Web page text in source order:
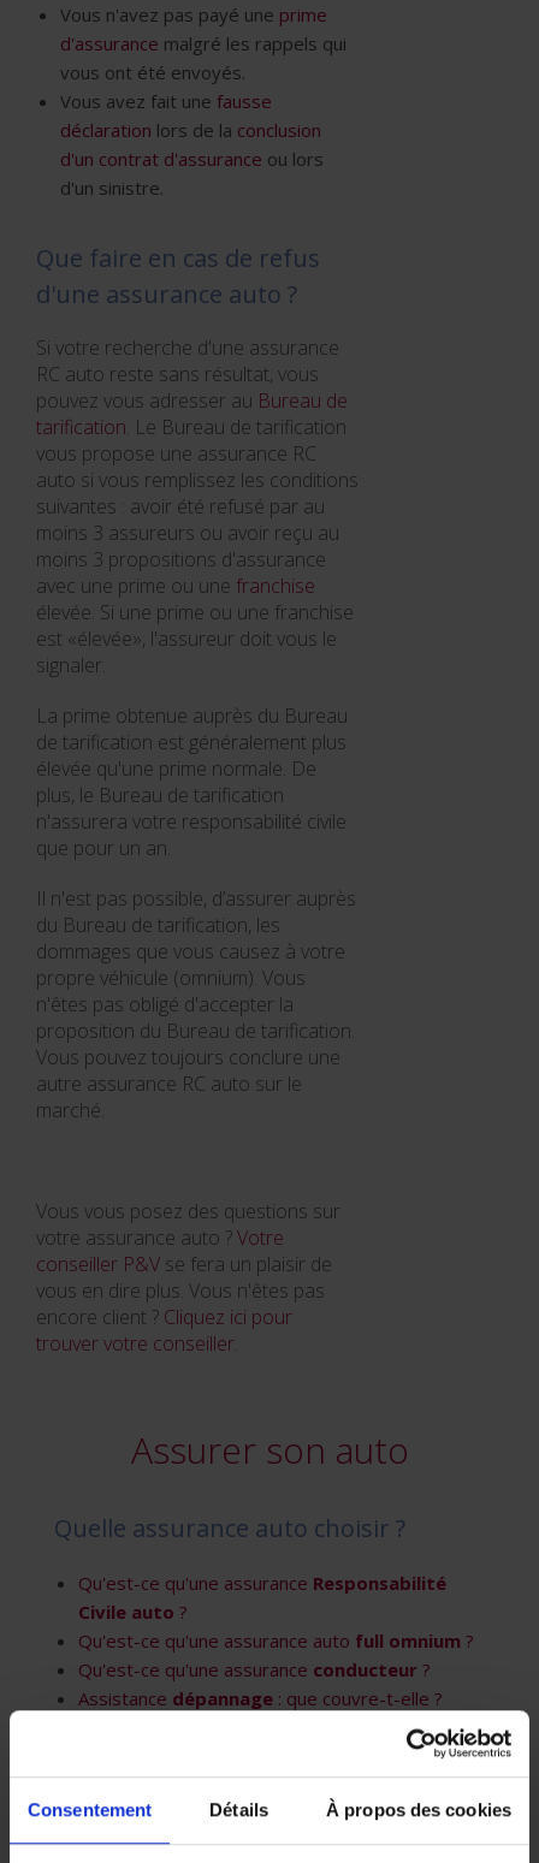
Consentement Détails À propos des cookies
Vous n'avez pas payé une prime
d'assurance malgré les rappels qui
vous ont été envoyés.
Vous avez fait une fausse
déclaration lors de la conclusion
d'un contrat d'assurance ou lors
d'un sinistre.
Que faire en cas de refus
d'une assurance auto ?
Si votre recherche d'une assurance
RC auto reste sans résultat, vous
pouvez vous adresser au Bureau de
tarification. Le Bureau de tarification
vous propose une assurance RC
auto si vous remplissez les conditions
suivantes : avoir été refusé par au
moins 3 assureurs ou avoir reçu au
moins 3 propositions d'assurance
avec une prime ou une franchise
élevée. Si une prime ou une franchise
est «élevée», l'assureur doit vous le
signaler.
La prime obtenue auprès du Bureau
de tarification est généralement plus
élevée qu'une prime normale. De
plus, le Bureau de tarification
n'assurera votre responsabilité civile
que pour un an.
Il n'est pas possible, d’assurer auprès
du Bureau de tarification, les
dommages que vous causez à votre
propre véhicule (omnium). Vous
n'êtes pas obligé d'accepter la
proposition du Bureau de tarification.
Vous pouvez toujours conclure une
autre assurance RC auto sur le
marché.
Vous vous posez des questions sur
votre assurance auto ?Votre
conseiller P&V se fera un plaisir de
vous en dire plus. Vous n'êtes pas
encore client ? Cliquez ici pour
trouver votre conseiller.
Assurer son auto
Quelle assurance auto choisir ?
Qu'est-ce qu'une assurance Responsabilité
Civile auto ?
Qu'est-ce qu'une assurance auto full omnium ?
Qu'est-ce qu'une assurance conducteur ?
Assistance dépannage : que couvre-t-elle ?
assistance
À quoi sert l'assuranceprotection juridique
auto de votre voiture ?
Quelintermédiairepour votre assurance ?